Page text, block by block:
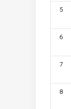
5
6
7
8